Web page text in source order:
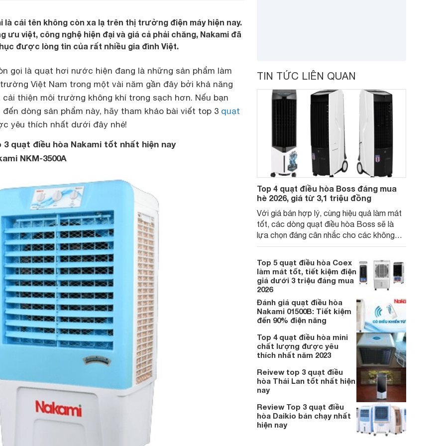
là cái tên không còn xa lạ trên thị trường điện máy hiện nay.
ưu việt, công nghệ hiện đại và giá cả phải chăng, Nakami đã
được lòng tin của rất nhiều gia đình Việt.
gọi là quạt hơi nước hiện đang là những sản phẩm làm
Việt Nam trong một vài năm gần đây bởi khả năng
thiện môi trường không khí trong sạch hơn. Nếu bạn
dòng sản phẩm này, hãy tham khảo bài viết top 3 quạt
yêu thích nhất dưới đây nhé!
3 quạt điều hòa Nakami tốt nhất hiện nay
NKM-3500A
TIN TỨC LIÊN QUAN
Top 4 quạt điều hòa Boss đáng mua
hè 2026, giá từ 3,1 triệu đồng
Với giá bán hợp lý, cùng hiệu quả làm mát
tốt, các dòng quạt điều hòa Boss sẽ là
lựa chọn đáng cân nhắc cho các không
gian phòng mở. Dưới đây là loạt quạt điều
hòa dưới 3 triệu đáng mua hiện nay.
Top 5 quạt điều hòa Coex
làm mát tốt, tiết kiệm điện
giá dưới 3 triệu đáng mua
2026
Đánh giá quạt điều hòa
Nakami 01500B: Tiết kiệm
đến 90% điện năng
Top 4 quạt điều hòa mini
chất lượng được yêu
thích nhất năm 2023
Reivew top 3 quạt điều
hòa Thái Lan tốt nhất hiện
nay
Review Top 3 quạt điều
hòa Daikio bán chạy nhất
hiện nay